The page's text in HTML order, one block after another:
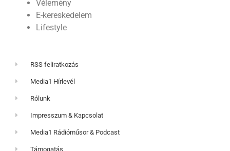
Vélemény
E-kereskedelem
Lifestyle
RSS feliratkozás
Media1 Hírlevél
Rólunk
Impresszum & Kapcsolat
Media1 Rádióműsor & Podcast
Támogatás